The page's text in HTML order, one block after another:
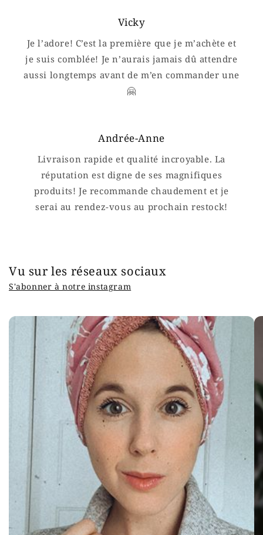
Vicky
Je l’adore! C’est la première que je m’achète et
je suis comblée! Je n’aurais jamais dû attendre
aussi longtemps avant de m’en commander une
🤗
Andrée-Anne
Livraison rapide et qualité incroyable. La
réputation est digne de ses magnifiques
produits! Je recommande chaudement et je
serai au rendez-vous au prochain restock!
Vu sur les réseaux sociaux
S'abonner à notre instagram